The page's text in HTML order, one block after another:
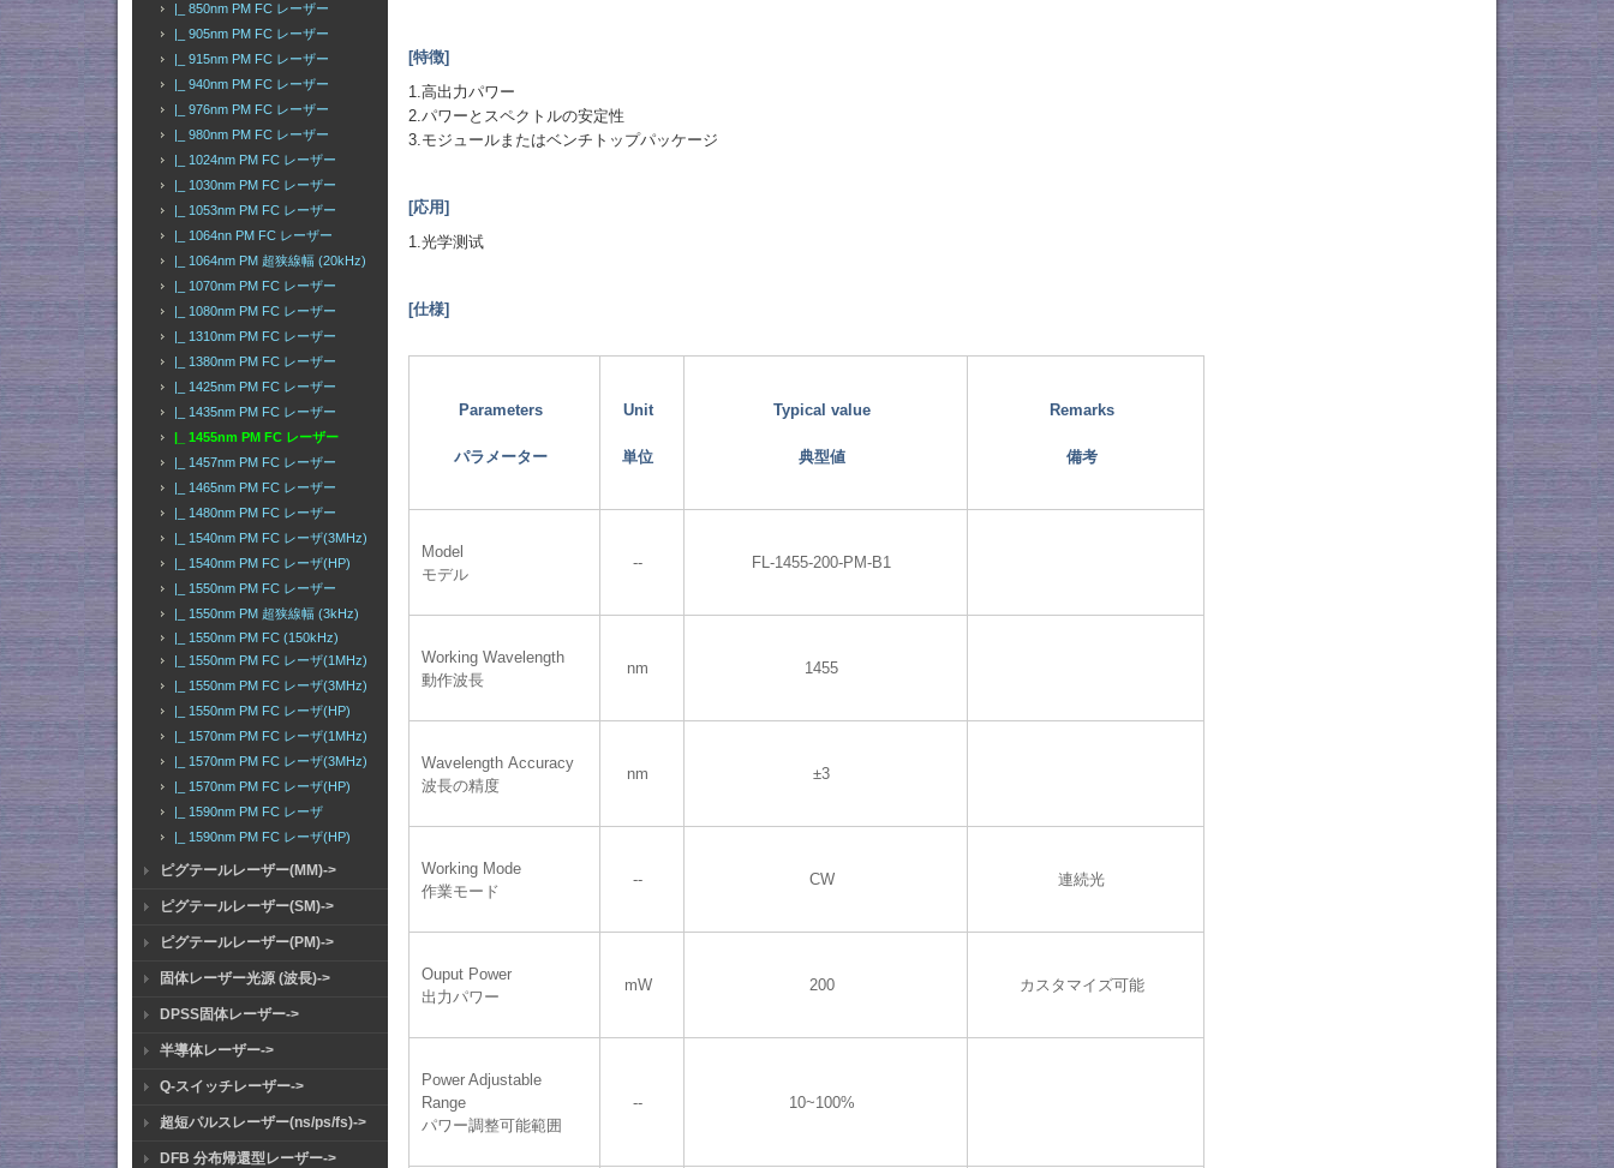
|_ 850nm PM FC レーザー
|_ 905nm PM FC レーザー
|_ 915nm PM FC レーザー
|_ 940nm PM FC レーザー
|_ 976nm PM FC レーザー
|_ 980nm PM FC レーザー
|_ 1024nm PM FC レーザー
|_ 1030nm PM FC レーザー
|_ 1053nm PM FC レーザー
|_ 1064nn PM FC レーザー
|_ 1064nm PM 超狭線幅 (20kHz)
|_ 1070nm PM FC レーザー
|_ 1080nm PM FC レーザー
|_ 1310nm PM FC レーザー
|_ 1380nm PM FC レーザー
|_ 1425nm PM FC レーザー
|_ 1435nm PM FC レーザー
|_ 1455nm PM FC レーザー
|_ 1457nm PM FC レーザー
|_ 1465nm PM FC レーザー
|_ 1480nm PM FC レーザー
|_ 1540nm PM FC レーザ(3MHz)
|_ 1540nm PM FC レーザ(HP)
|_ 1550nm PM FC レーザー
|_ 1550nm PM 超狭線幅 (3kHz)
|_ 1550nm PM FC (150kHz)
|_ 1550nm PM FC レーザ(1MHz)
|_ 1550nm PM FC レーザ(3MHz)
|_ 1550nm PM FC レーザ(HP)
|_ 1570nm PM FC レーザ(1MHz)
|_ 1570nm PM FC レーザ(3MHz)
|_ 1570nm PM FC レーザ(HP)
|_ 1590nm PM FC レーザ
|_ 1590nm PM FC レーザ(HP)
ピグテールレーザー(MM)->
ピグテールレーザー(SM)->
ピグテールレーザー(PM)->
固体レーザー光源 (波長)->
DPSS固体レーザー->
半導体レーザー->
Q-スイッチレーザー->
超短パルスレーザー(ns/ps/fs)->
DFB 分布帰還型レーザー->
[特徴]
1.高出力パワー
2.パワーとスペクトルの安定性
3.モジュールまたはベンチトップパッケージ
[応用]
1.光学测试
[仕様]
Parameters
パラメーター
Unit
単位
Typical value
典型値
Remarks
備考
Model
モデル
-- FL-1455-200-PM-B1
Working Wavelength
動作波長
nm 1455
Wavelength Accuracy
波長の精度
nm ±3
Working Mode
作業モード
-- CW 連続光
Ouput Power
出力パワー
mW 200 カスタマイズ可能
Power Adjustable
Range
パワー調整可能範囲
-- 10~100%